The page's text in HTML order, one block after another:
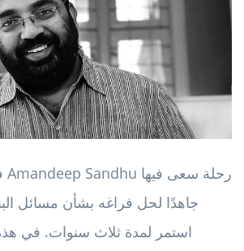
جاهدًا لحل فراغه بشأن مسائل
استمر لمدة ثلاث سنوات. في